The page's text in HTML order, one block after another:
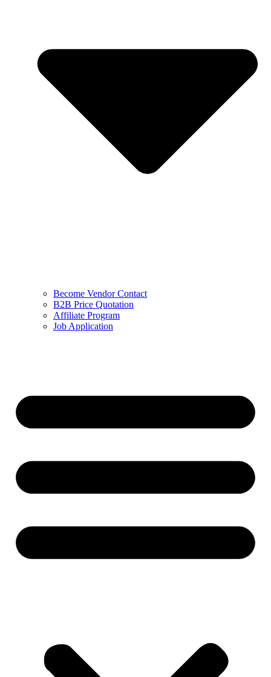
Become Vendor Contact
B2B Price Quotation
Affiliate Program
Job Application